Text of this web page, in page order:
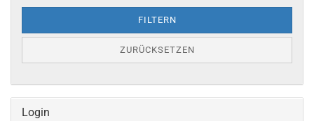
FILTERN
ZURÜCKSETZEN
Login